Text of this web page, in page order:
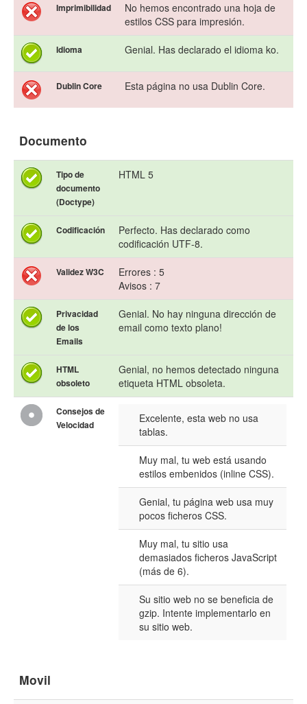
Imprimibilidad
No hemos encontrado una hoja de
estilos CSS para impresión.
Idioma Genial. Has declarado el idioma ko.
Dublin Core Esta página no usa Dublin Core.
Documento
Tipo de
documento
(Doctype)
HTML 5
Codificación
Perfecto. Has declarado como
codificación UTF-8.
Validez W3C
Errores : 5
Avisos : 7
Privacidad
de los
Emails
Genial. No hay ninguna dirección de
email como texto plano!
HTML
obsoleto
Genial, no hemos detectado ninguna
etiqueta HTML obsoleta.
Consejos de
Velocidad
Excelente, esta web no usa
tablas.
Muy mal, tu web está usando
estilos embenidos (inline CSS).
Genial, tu página web usa muy
pocos ficheros CSS.
Muy mal, tu sitio usa
demasiados ficheros JavaScript
(más de 6).
Su sitio web no se beneficia de
gzip. Intente implementarlo en
su sitio web.
Movil